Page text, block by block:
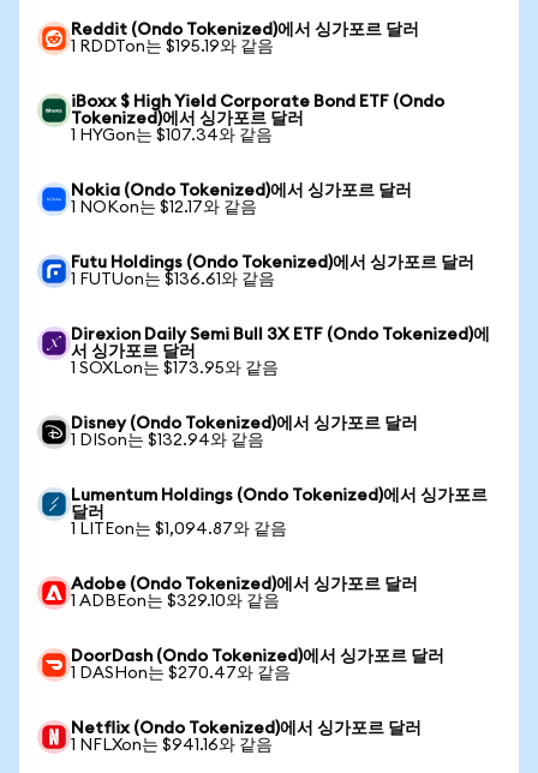
Reddit (Ondo Tokenized)에서 싱가포르 달러
1 RDDTon는 $195.19와 같음
iBoxx $ High Yield Corporate Bond ETF (Ondo
Tokenized)에서 싱가포르 달러
1 HYGon는 $107.34와 같음
Nokia (Ondo Tokenized)에서 싱가포르 달러
1 NOKon는 $12.17와 같음
Futu Holdings (Ondo Tokenized)에서 싱가포르 달러
1 FUTUon는 $136.61와 같음
Direxion Daily Semi Bull 3X ETF (Ondo Tokenized)에
서 싱가포르 달러
1 SOXLon는 $173.95와 같음
Disney (Ondo Tokenized)에서 싱가포르 달러
1 DISon는 $132.94와 같음
Lumentum Holdings (Ondo Tokenized)에서 싱가포르
달러
1 LITEon는 $1,094.87와 같음
Adobe (Ondo Tokenized)에서 싱가포르 달러
1 ADBEon는 $329.10와 같음
DoorDash (Ondo Tokenized)에서 싱가포르 달러
1 DASHon는 $270.47와 같음
Netflix (Ondo Tokenized)에서 싱가포르 달러
1 NFLXon는 $941.16와 같음